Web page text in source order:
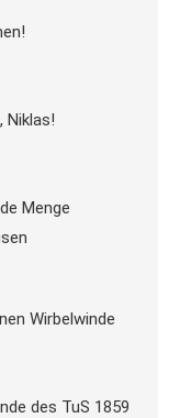
Niklas!
Menge
Wirbelwinde
des TuS 1859